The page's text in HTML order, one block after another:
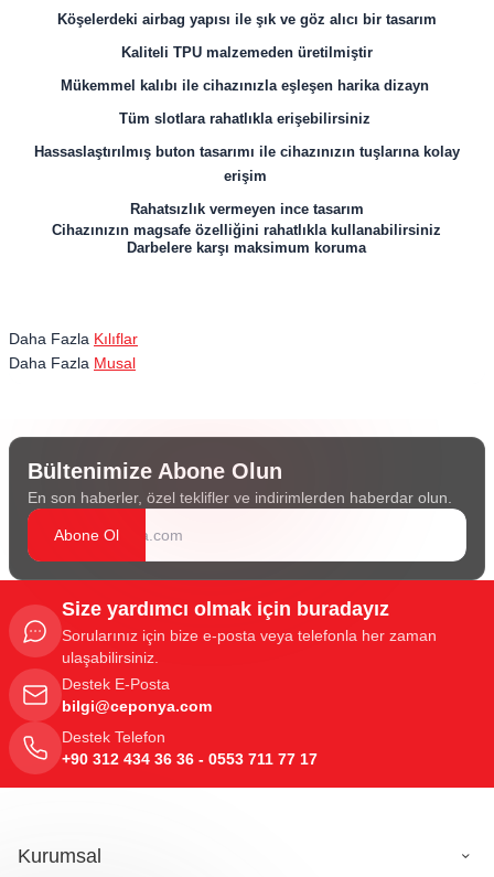
Köşelerdeki airbag yapısı ile şık ve göz alıcı bir tasarım
Kaliteli TPU malzemeden üretilmiştir
Mükemmel kalıbı ile cihazınızla eşleşen harika dizayn
Tüm slotlara rahatlıkla erişebilirsiniz
Hassaslaştırılmış buton tasarımı ile cihazınızın tuşlarına kolay
erişim
Rahatsızlık vermeyen ince tasarım
Cihazınızın magsafe özelliğini rahatlıkla kullanabilirsiniz
Darbelere karşı maksimum koruma
Daha Fazla Kılıflar
Daha Fazla Musal
Bültenimize Abone Olun
En son haberler, özel teklifler ve indirimlerden haberdar olun.
Abone Ol
Size yardımcı olmak için buradayız
Sorularınız için bize e-posta veya telefonla her zaman
ulaşabilirsiniz.
Destek E-Posta
bilgi@ceponya.com
Destek Telefon
+90 312 434 36 36 - 0553 711 77 17
Kurumsal